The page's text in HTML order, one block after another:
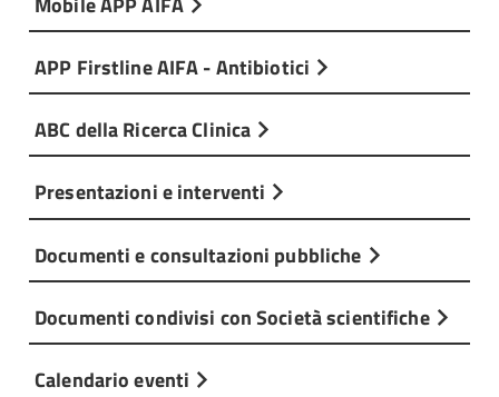
APP Firstline AIFA - Antibiotici
ABC della Ricerca Clinica
Presentazioni e interventi
Documenti e consultazioni pubbliche
Documenti condivisi con Società scientifiche
Calendario eventi